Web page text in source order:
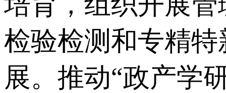
检验检测和专精
展。推动“政产学